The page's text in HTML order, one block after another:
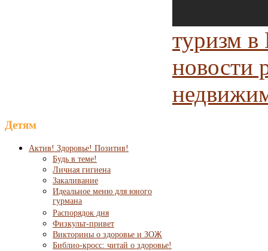
туризм в
новости
Детям
Актив! Здоровье! Позитив!
Будь в теме!
Личная гигиена
Закаливание
Идеальное меню для юного
гурмана
Распорядок дня
Физкульт-привет
Викторины о здоровье и ЗОЖ
Библио-кросс: читай о здоровье!